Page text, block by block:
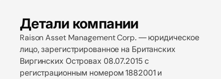
Детали компании
Raison Asset Management Corp. — юридическое
лицо, зарегистрированное на Британских
Виргинских Островах 08.07.2015 с
регистрационным номером 1882001 и